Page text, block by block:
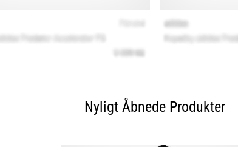
Nyligt Åbnede Produkter